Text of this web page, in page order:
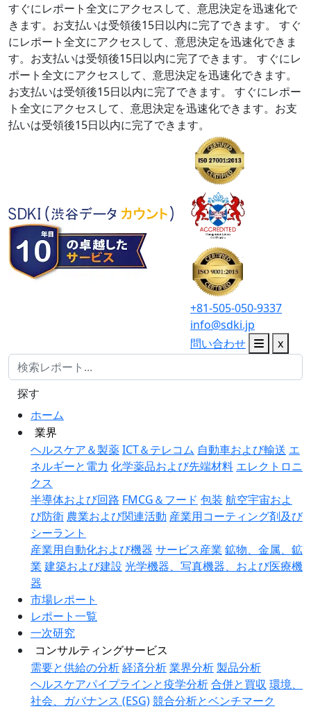
すぐにレポート全文にアクセスして、意思決定を迅速化で
きます。お支払いは受領後15日以内に完了できます。
すぐ
にレポート全文にアクセスして、意思決定を迅速化できま
す。お支払いは受領後15日以内に完了できます。
すぐにレ
ポート全文にアクセスして、意思決定を迅速化できます。
お支払いは受領後15日以内に完了できます。
すぐにレポー
ト全文にアクセスして、意思決定を迅速化できます。お支
払いは受領後15日以内に完了できます。
+81-505-050-9337
info@sdki.jp
問い合わせ
x
ホーム
業界
ヘルスケア＆製薬ICT＆テレコム 自動車および輸送 エ
ネルギーと電力 化学薬品および先端材料 エレクトロニ
クス
半導体および回路 FMCG＆フード 包装 航空宇宙およ
び防衛 農業および関連活動 産業用コーティング剤及び
シーラント
産業用自動化および機器 サービス産業 鉱物、金属、鉱
業 建築および建設 光学機器、写真機器、および医療機
器
市場レポート
レポート一覧
一次研究
コンサルティングサービス
需要と供給の分析経済分析業界分析製品分析
ヘルスケアパイプラインと疫学分析合併と買収 環境、
社会、ガバナンス (ESG)競合分析とベンチマーク
探す